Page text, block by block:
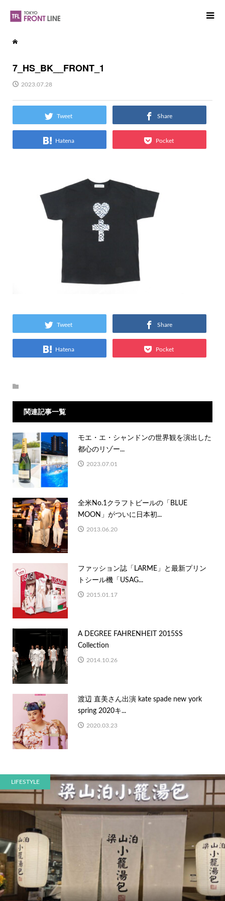
7_HS_BK__FRONT_1
2023.07.28
Tweet Share
Hatena Pocket
Tweet Share
Hatena Pocket
関連記事一覧
モエ・エ・シャンドンの世界観を演出した
都心のリゾー...
2023.07.01
全米No.1クラフトビールの「BLUE
MOON」がついに日本初...
2013.06.20
ファッション誌「LARME」と最新プリン
トシール機「USAG...
2015.01.17
A DEGREE FAHRENHEIT 2015SS
Collection
2014.10.26
渡辺 直美さん出演 kate spade new york
spring 2020キ...
2020.03.23
LIFESTYLE